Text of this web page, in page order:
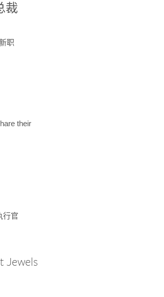
裁
职
their
行官
Jewels